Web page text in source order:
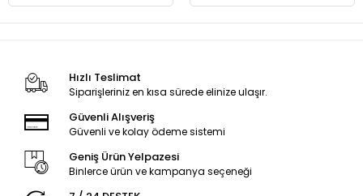
Hızlı Teslimat
Siparişleriniz en kısa sürede elinize ulaşır.
Güvenli Alışveriş
Güvenli ve kolay ödeme sistemi
Geniş Ürün Yelpazesi
Binlerce ürün ve kampanya seçeneği